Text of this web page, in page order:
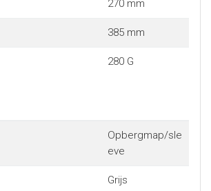
270 mm
385 mm
280 G
Opbergmap/sle
eve
Grijs